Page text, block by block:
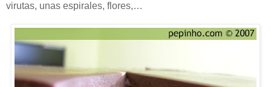
virutas, unas espirales, flores,…